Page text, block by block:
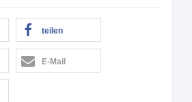
teilen
E-Mail